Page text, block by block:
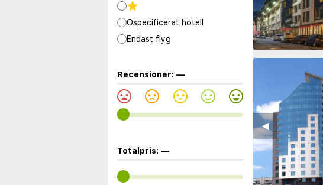
Ospecificerat hotell
Endast flyg
Recensioner: —
Totalpris: —
◀︎